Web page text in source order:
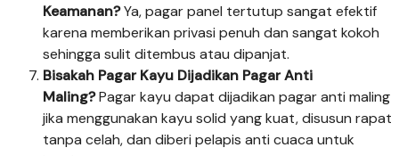
Keamanan?Ya, pagar panel tertutup sangat efektif
karena memberikan privasi penuh dan sangat kokoh
sehingga sulit ditembus atau dipanjat.
Bisakah Pagar Kayu Dijadikan Pagar Anti
Maling?Pagar kayu dapat dijadikan pagar anti maling
jika menggunakan kayu solid yang kuat, disusun rapat
tanpa celah, dan diberi pelapis anti cuaca untuk